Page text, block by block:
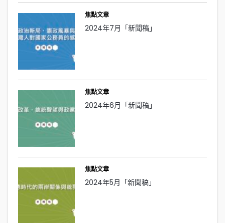
焦點文章
2024年7月「新聞稿」
焦點文章
2024年6月「新聞稿」
焦點文章
2024年5月「新聞稿」